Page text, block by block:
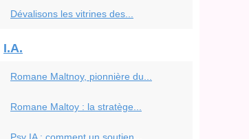
Dévalisons les vitrines des...
I.A.
Romane Maltnoy, pionnière du...
Romane Maltoy : la stratège...